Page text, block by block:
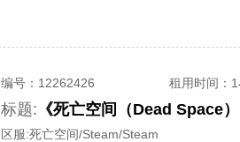
编号： 12262426 租用时间 ：
标题: 《死亡空间（Dead Space
区服:死亡空间/Steam/Steam